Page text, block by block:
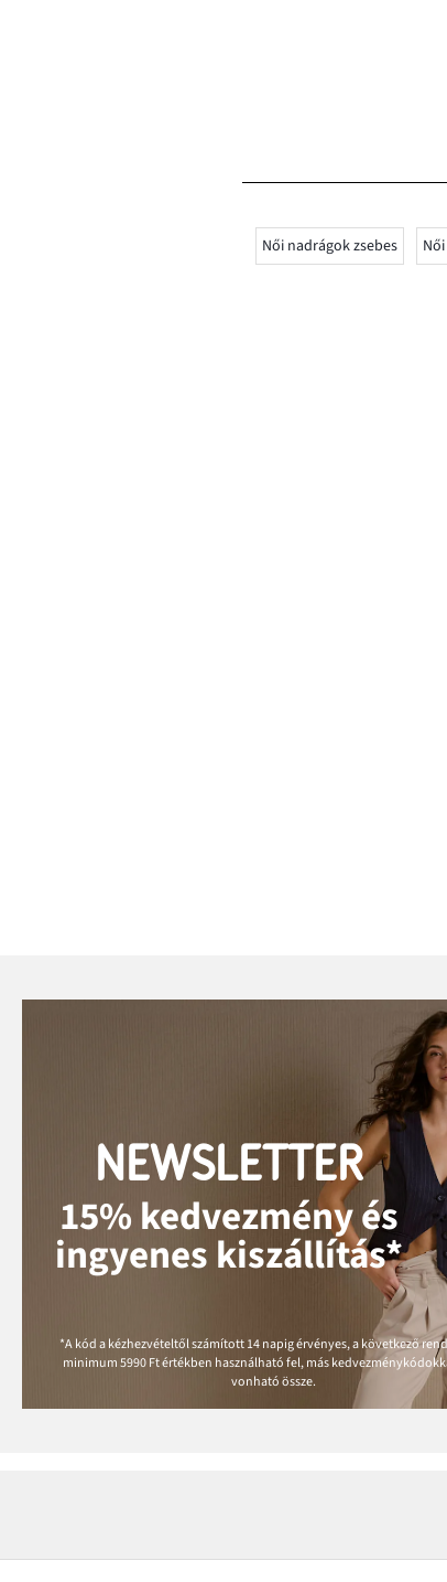
Női nadrágok zsebes
NEWSLETTER
15% kedvezmény és
ingyenes kiszállítás*
*A kód a kézhezvételtől számított 14 napig érvényes, a következő
minimum5990 Ftértékben használható fel, más
vonható össze.